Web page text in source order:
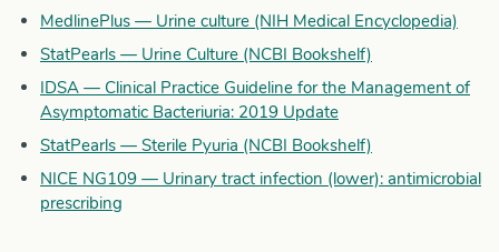
MedlinePlus — Urine culture (NIH Medical Encyclopedia)
StatPearls — Urine Culture (NCBI Bookshelf)
IDSA — Clinical Practice Guideline for the Management of
Asymptomatic Bacteriuria: 2019 Update
StatPearls — Sterile Pyuria (NCBI Bookshelf)
NICE NG109 — Urinary tract infection (lower): antimicrobial
prescribing